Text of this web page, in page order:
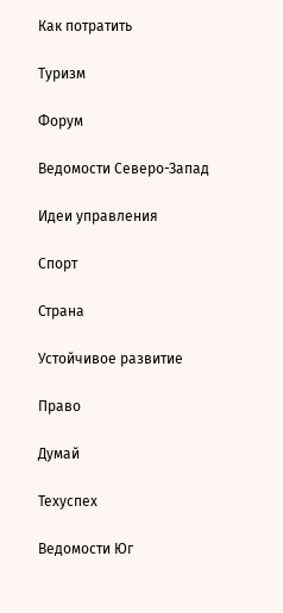
Как потратить
Туризм
Форум
Ведомости Северо-Запад
Идеи управления
Спорт
Страна
Устойчивое развитие
Право
Думай
Техуспех
Ведомости Юг